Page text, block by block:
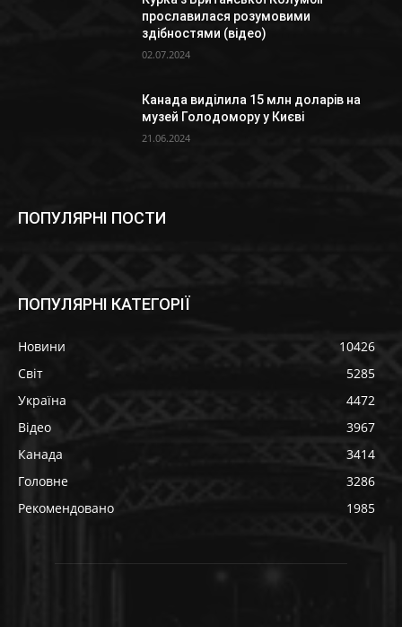
прославилася розумовими
здібностями (відео)
02.07.2024
Канада виділила 15 млн доларів на
музей Голодомору у Києві
21.06.2024
ПОПУЛЯРНІ ПОСТИ
ПОПУЛЯРНІ КАТЕГОРІЇ
Новини
10426
Світ
5285
Україна
4472
Відео
3967
Канада
3414
Головне
3286
Рекомендовано
1985